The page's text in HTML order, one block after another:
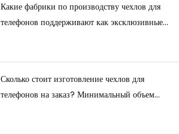
Какие фабрики по производству чехлов для
телефонов поддерживают как эксклюзивные
Сколько стоит изготовление чехлов для
телефонов на заказ? Минимальный объем